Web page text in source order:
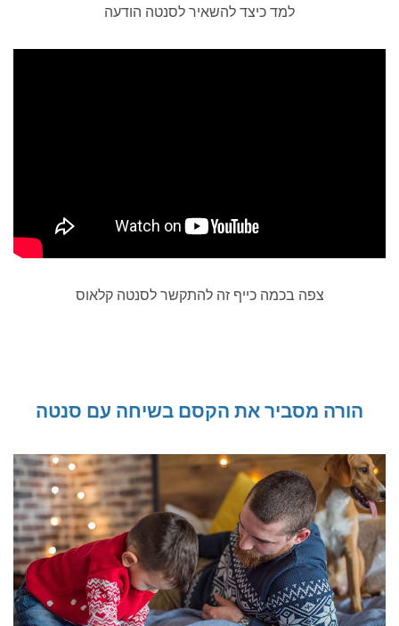
למד כיצד להשאיר לסנטה הודעה
צפה בכמה כייף זה להתקשר לסנטה קלאוס
הורה מסביר את הקסם בשיחה עם סנטה